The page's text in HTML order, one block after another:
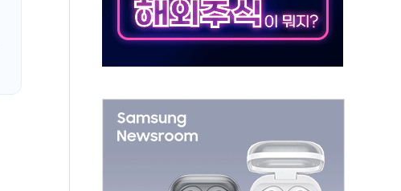
자 기림의 날 참석..."국제적 시민 연대로 목소리 내야"
루질 중 실종 60대 나흘만에 숨진 채 발견
니 흉기 살해 10대 아들 체포
'뻔뻔' 받아친 정청래…제주 연설서 신경전 고조
검토 지시…與 "적극 환영"·野 "졸속 국정"